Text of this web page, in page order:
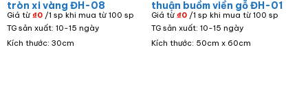
tròn xi vàng ĐH-08
Giá từ ₫0/1 sp khi mua từ 100 sp
TG sản xuất: 10-15 ngày
Kích thước: 30cm
thuận buồm viền gỗ ĐH-01
Giá từ₫0 /1 sp khi mua từ 100 sp
TG sản xuất: 10-15 ngày
Kích thước: 50cm x 60cm